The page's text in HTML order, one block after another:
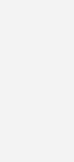
Welche
uns